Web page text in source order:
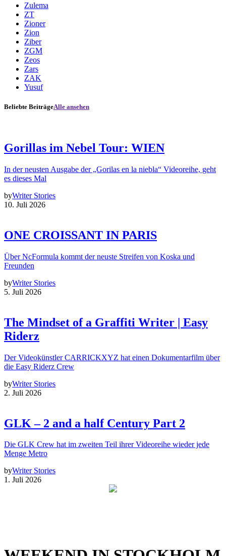
Zulema
ZT
Zioner
Zion
Ziber
ZGM
Zeos
Zars
ZAK
Yusuf
Beliebte BeiträgeAlle ansehen
Gorillas im Nebel Tour: WIEN
In der neusten Ausgabe der „Gorilas en la niebla“ Videoreihe, geht
es dieses Mal
byWriter Stories
10. Juli 2026
ONE CROISSANT IN PARIS
Über NcFormula kommt der neuste Streifen von Koska und
Freunden
byWriter Stories
5. Juli 2026
The Mindset of a Graffiti Writer | Easy
Riderz
Der Videokünstler CARRICKXYZ hat einen Dokumentarfilm über
die Easy Riderz Crew
byWriter Stories
2. Juli 2026
GLK – 2 and a half Century Part 2
Die GLK Crew hat im zweiten Teil ihrer Videoreihe wieder jede
Menge Metro
byWriter Stories
1. Juli 2026